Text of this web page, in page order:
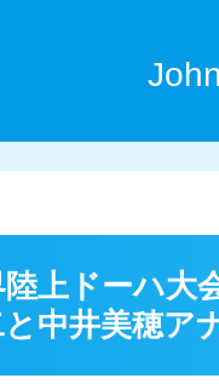
上ドーハ大
中井美穂ア